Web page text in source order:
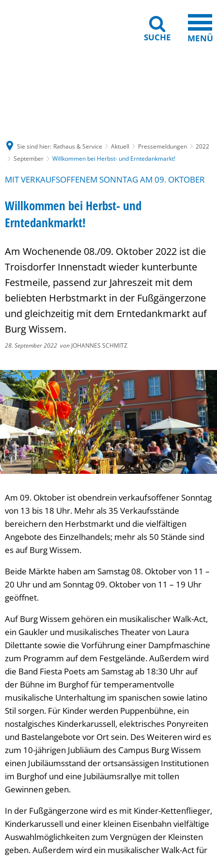
SUCHE MENÜ
Sie sind hier: Rathaus & Service Aktuell Pressemeldungen
2022
September
Willkommen bei Herbst- und Erntedankmarkt!
MIT VERKAUFSOFFENEM SONNTAG AM 09. OKTOBER
Willkommen bei Herbst- und
Erntedankmarkt!
Am Wochenende 08./09. Oktober 2022 ist die
Troisdorfer Innenstadt wieder kunterbunte
Festmeile, passend zur Jahreszeit mit dem
beliebten Herbstmarkt in der Fußgängerzone
und gleichzeitig mit dem Erntedankmarkt auf
Burg Wissem.
28. September 2022 von JOHANNES SCHMITZ
Am 09. Oktober ist obendrein verkaufsoffener Sonntag
von 13 bis 18 Uhr. Mehr als 35 Verkaufsstände
bereichern den Herbstmarkt und die vielfältigen
Angebote des Einzelhandels; mehr als 50 Stände sind
es auf Burg Wissem.
Beide Märkte haben am Samstag 08. Oktober von 11 –
20 Uhr und am Sonntag 09. Oktober von 11 – 19 Uhr
geöffnet.
Auf Burg Wissem gehören ein musikalischer Walk-Act,
ein Gaukler und musikalisches Theater von Laura
Dilettante sowie die Vorführung einer Dampfmaschine
zum Programm auf dem Festgelände. Außerdem wird
die Band Fiesta Poets am Samstag ab 18:30 Uhr auf
der Bühne im Burghof für temperamentvolle
musikalische Unterhaltung im spanischen sowie latino
Stil sorgen. Für Kinder werden Puppenbühne, ein
nostalgisches Kinderkarussell, elektrisches Ponyreiten
und Bastelangebote vor Ort sein. Des Weiteren wird es
zum 10-jährigen Jubliäum des Campus Burg Wissem
einen Jubiläumsstand der ortsansässigen Institutionen
im Burghof und eine Jubiläumsrallye mit tollen
Gewinnen geben.
In der Fußgängerzone wird es mit Kinder-Kettenflieger,
Kinderkarussell und einer kleinen Eisenbahn vielfältige
Auswahlmöglichkeiten zum Vergnügen der Kleinsten
geben. Außerdem wird ein musikalischer Walk-Act für